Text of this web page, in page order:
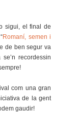
sigui, el final de
Romaní, semen i
de ben segur va
recordessin
com una gran
de la gent
gaudir!